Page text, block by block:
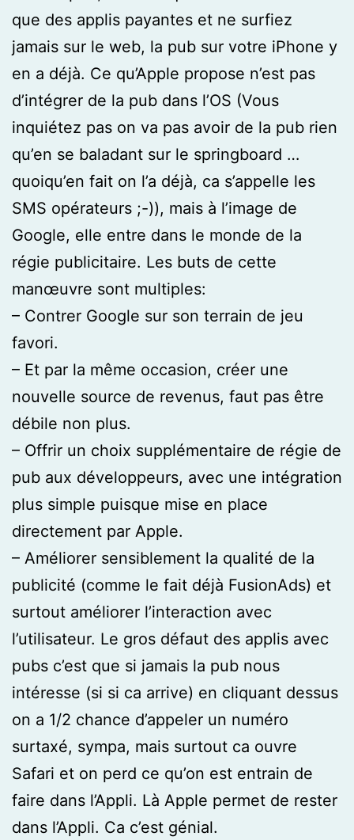
que des applis payantes et ne surfiez
jamais sur le web, la pub sur votre iPhone y
en a déjà. Ce qu’Apple propose n’est pas
d’intégrer de la pub dans l’OS (Vous
inquiétez pas on va pas avoir de la pub rien
qu’en se baladant sur le springboard …
quoiqu’en fait on l’a déjà, ca s’appelle les
SMS opérateurs ;-)), mais à l’image de
Google, elle entre dans le monde de la
régie publicitaire. Les buts de cette
manœuvre sont multiples:
– Contrer Google sur son terrain de jeu
favori.
– Et par la même occasion, créer une
nouvelle source de revenus, faut pas être
débile non plus.
– Offrir un choix supplémentaire de régie de
pub aux développeurs, avec une intégration
plus simple puisque mise en place
directement par Apple.
– Améliorer sensiblement la qualité de la
publicité (comme le fait déjà FusionAds) et
surtout améliorer l’interaction avec
l’utilisateur. Le gros défaut des applis avec
pubs c’est que si jamais la pub nous
intéresse (si si ca arrive) en cliquant dessus
on a 1/2 chance d’appeler un numéro
surtaxé, sympa, mais surtout ca ouvre
Safari et on perd ce qu’on est entrain de
faire dans l’Appli. Là Apple permet de rester
dans l’Appli. Ca c’est génial.